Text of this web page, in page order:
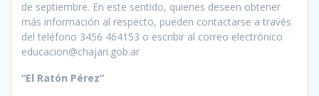
de septiembre. En este sentido, quienes deseen obtener
más información al respecto, pueden contactarse a través
del teléfono 3456 464153 o escribir al correo electrónico
educacion@chajari.gob.ar
“El Ratón Pérez”